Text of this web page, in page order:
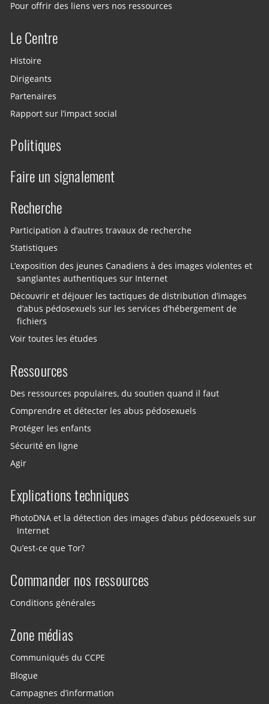
Pour offrir des liens vers nos ressources
Le Centre
Histoire
Dirigeants
Partenaires
Rapport sur l’impact social
Politiques
Faire un signalement
Recherche
Participation à d’autres travaux de recherche
Statistiques
L’exposition des jeunes Canadiens à des images violentes et
sanglantes authentiques sur Internet
Découvrir et déjouer les tactiques de distribution d’images
d’abus pédosexuels sur les services d’hébergement de
fichiers
Voir toutes les études
Ressources
Des ressources populaires, du soutien quand il faut
Comprendre et détecter les abus pédosexuels
Protéger les enfants
Sécurité en ligne
Agir
Explications techniques
PhotoDNA et la détection des images d’abus pédosexuels sur
Internet
Qu’est-ce que Tor?
Commander nos ressources
Conditions générales
Zone médias
Communiqués du CCPE
Blogue
Campagnes d’information